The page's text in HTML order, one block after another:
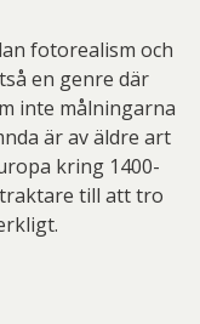
fotorealism och
en genre där
inte målningarna
är av äldre art
kring 1400-
till att tro